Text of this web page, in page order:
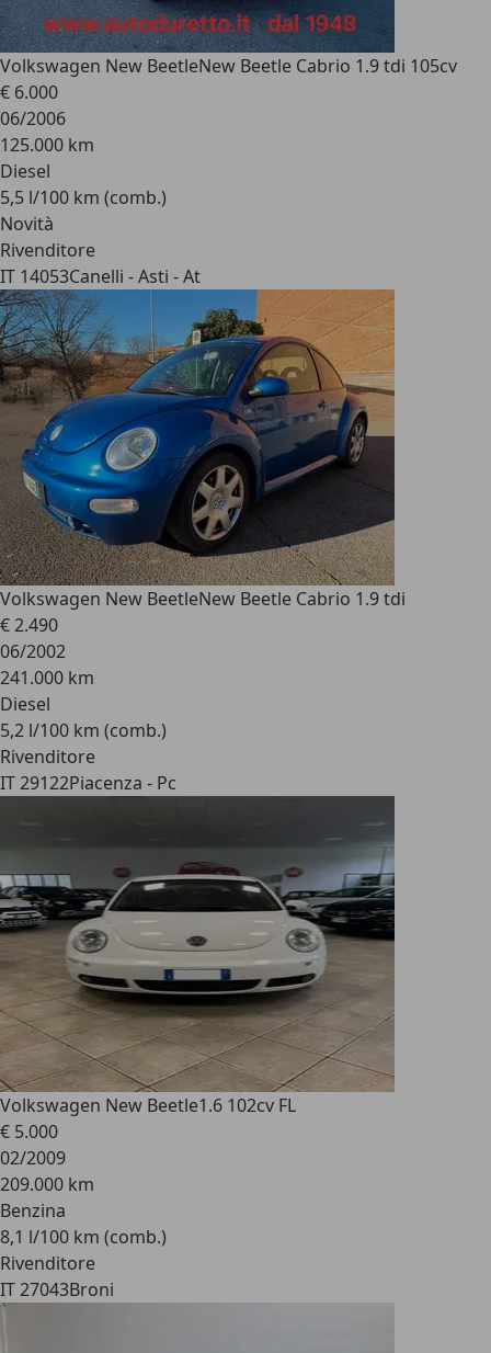
Volkswagen New BeetleNew Beetle Cabrio 1.9 tdi 105cv
€ 6.000
06/2006
125.000 km
Diesel
5,5 l/100 km (comb.)
Novità
Rivenditore
IT 14053Canelli - Asti - At
Volkswagen New BeetleNew Beetle Cabrio 1.9 tdi
€ 2.490
06/2002
241.000 km
Diesel
5,2 l/100 km (comb.)
Rivenditore
IT 29122Piacenza - Pc
Volkswagen New Beetle1.6 102cv FL
€ 5.000
02/2009
209.000 km
Benzina
8,1 l/100 km (comb.)
Rivenditore
IT 27043Broni